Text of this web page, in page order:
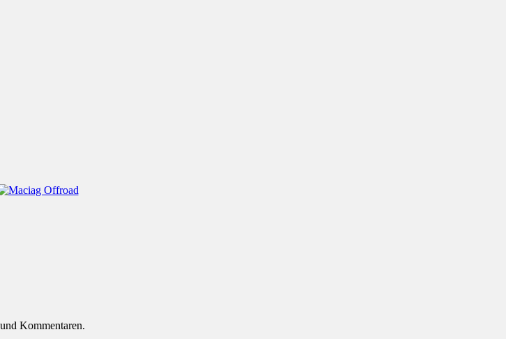
Kommentaren.